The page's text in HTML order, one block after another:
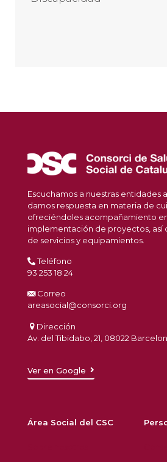
Escuchamos a nuestras entidades
damos respuesta en materia de
ofreciéndoles acompañamiento
implementación de proyectos, así
de servicios y equipamientos.
Teléfono
93 253 18 24
Correo
areasocial@consorci.org
Dirección
Av. del Tibidabo, 21, 08022
Ver en Google
Área Social del CSC